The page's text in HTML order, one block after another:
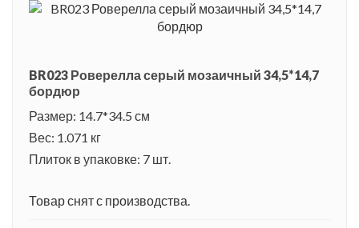
BR023 Роверелла серый мозаичный 34,5*14,7
бордюр
Размер: 14.7*34.5 см
Вес: 1.071 кг
Плиток в упаковке: 7 шт.
Товар снят с производства.